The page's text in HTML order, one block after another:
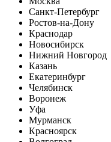
Санкт-Петербург
Ростов-на-Дону
Краснодар
Новосибирск
Нижний Новгород
Казань
Екатеринбург
Челябинск
Воронеж
Уфа
Мурманск
Красноярск